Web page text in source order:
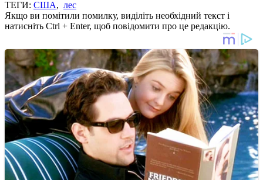
ТЕГИ: США, лес
Якщо ви помітили помилку, виділіть необхідний текст і
натисніть Ctrl + Enter, щоб повідомити про це редакцію.